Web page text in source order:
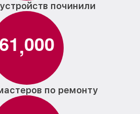
починили
61,000
по ремонту